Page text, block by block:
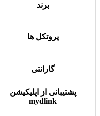
برند
پروتکل ها
گارانتی
پشتیبانی از اپلیکیشن
mydlink